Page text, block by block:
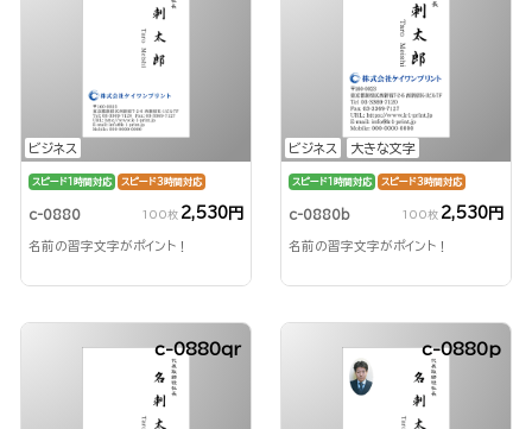
ビジネス
スピード1時間対応 スピード3時間対応
c-0880 100枚 2,530円
名前の習字文字がポイント！
ビジネス 大きな文字
スピード1時間対応 スピード3時間対応
c-0880b 100枚 2,530円
名前の習字文字がポイント！
c-0880qr c-0880p